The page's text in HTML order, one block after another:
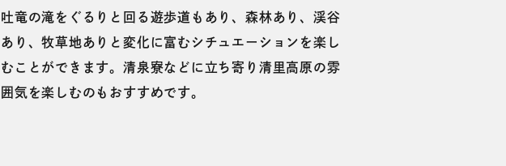
吐竜の滝をぐるりと回る遊歩道もあり、森林あり、渓谷
あり、牧草地ありと変化に富むシチュエーションを楽し
むことができます。清泉寮などに立ち寄り清里高原の雰
囲気を楽しむのもおすすめです。